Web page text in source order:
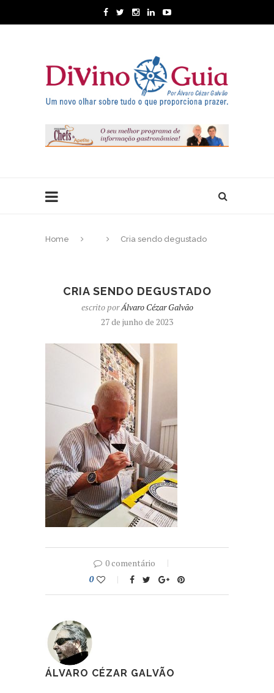
Home Cria sendo degustado
CRIA SENDO DEGUSTADO
escrito porÁlvaro Cézar Galvão
27 de junho de 2023
0 comentário
0
ÁLVARO CÉZAR GALVÃO